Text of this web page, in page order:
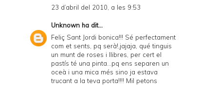
23 d’abril del 2010, a les 9:53
Unknown ha dit...
Feliç Sant Jordi bonica!!! Sé perfectament
com et sents, pq serà!,jajaja, qué tinguis
un munt de roses i llibres, per cert el
pastís té una pinta...pq ens separen un
oceà i una mica més sino ja estava
trucant a la teva porta!!!! Mil petons